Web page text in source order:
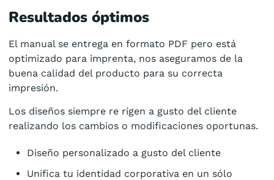
Resultados óptimos
El manual se entrega en formato PDF pero está
optimizado para imprenta, nos aseguramos de la
buena calidad del producto para su correcta
impresión.
Los diseños siempre re rigen a gusto del cliente
realizando los cambios o modificaciones oportunas.
Diseño personalizado a gusto del cliente
Unifica tu identidad corporativa en un sólo